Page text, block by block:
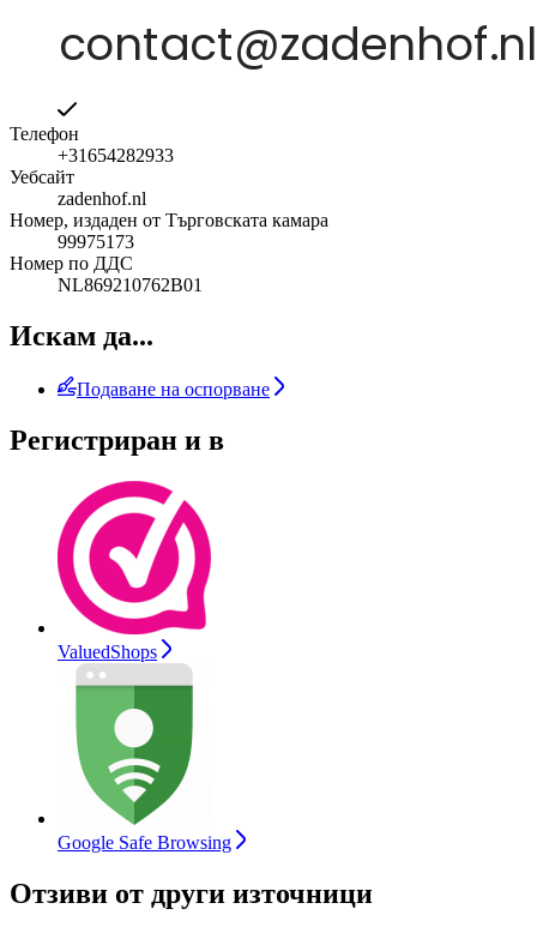
Телефон
+31654282933
Уебсайт
zadenhof.nl
Номер, издаден от Търговската камара
99975173
Номер по ДДС
NL869210762B01
Искам да...
Подаване на оспорване
Регистриран и в
ValuedShops
Google Safe Browsing
Отзиви от други източници